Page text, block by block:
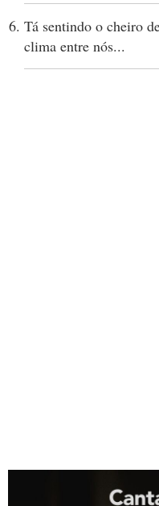
Tá sentindo o cheiro
clima entre nós...